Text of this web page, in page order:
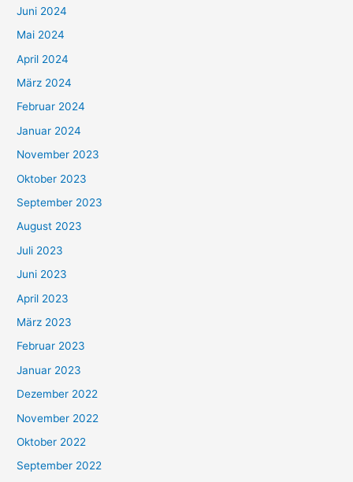
Juni 2024
Mai 2024
April 2024
März 2024
Februar 2024
Januar 2024
November 2023
Oktober 2023
September 2023
August 2023
Juli 2023
Juni 2023
April 2023
März 2023
Februar 2023
Januar 2023
Dezember 2022
November 2022
Oktober 2022
September 2022